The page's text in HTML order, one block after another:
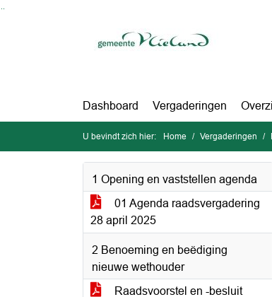
Dashboard Vergaderingen
U bevindt zich hier: Home Vergaderingen
1 Opening en vaststellen agenda
01 Agenda raadsvergadering
28 april 2025
2 Benoeming en beëdiging
nieuwe wethouder
Raadsvoorstel en -besluit